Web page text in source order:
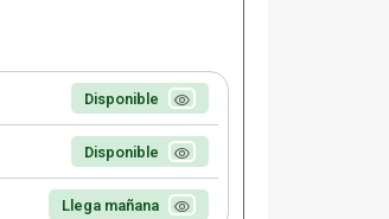
Disponible
Disponible
Llega mañana